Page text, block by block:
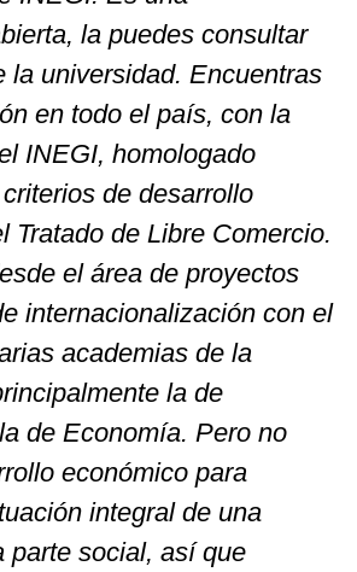
la puedes consultar
la universidad. Encuentras
en todo el país, con la
INEGI, homologado
de desarrollo
Tratado de Libre Comercio.
el área de proyectos
internacionalización con el
academias de la
la de
de Economía. Pero no
económico para
integral de una
parte social, así que